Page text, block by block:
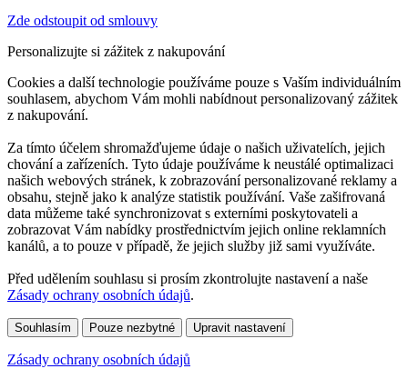
Zde odstoupit od smlouvy
Personalizujte si zážitek z nakupování
Cookies a další technologie používáme pouze s Vaším individuálním
souhlasem, abychom Vám mohli nabídnout personalizovaný zážitek
z nakupování.
Za tímto účelem shromažďujeme údaje o našich uživatelích, jejich
chování a zařízeních. Tyto údaje používáme k neustálé optimalizaci
našich webových stránek, k zobrazování personalizované reklamy a
obsahu, stejně jako k analýze statistik používání. Vaše zašifrovaná
data můžeme také synchronizovat s externími poskytovateli a
zobrazovat Vám nabídky prostřednictvím jejich online reklamních
kanálů, a to pouze v případě, že jejich služby již sami využíváte.
Před udělením souhlasu si prosím zkontrolujte nastavení a naše
Zásady ochrany osobních údajů.
Souhlasím Pouze nezbytné Upravit nastavení
Zásady ochrany osobních údajů